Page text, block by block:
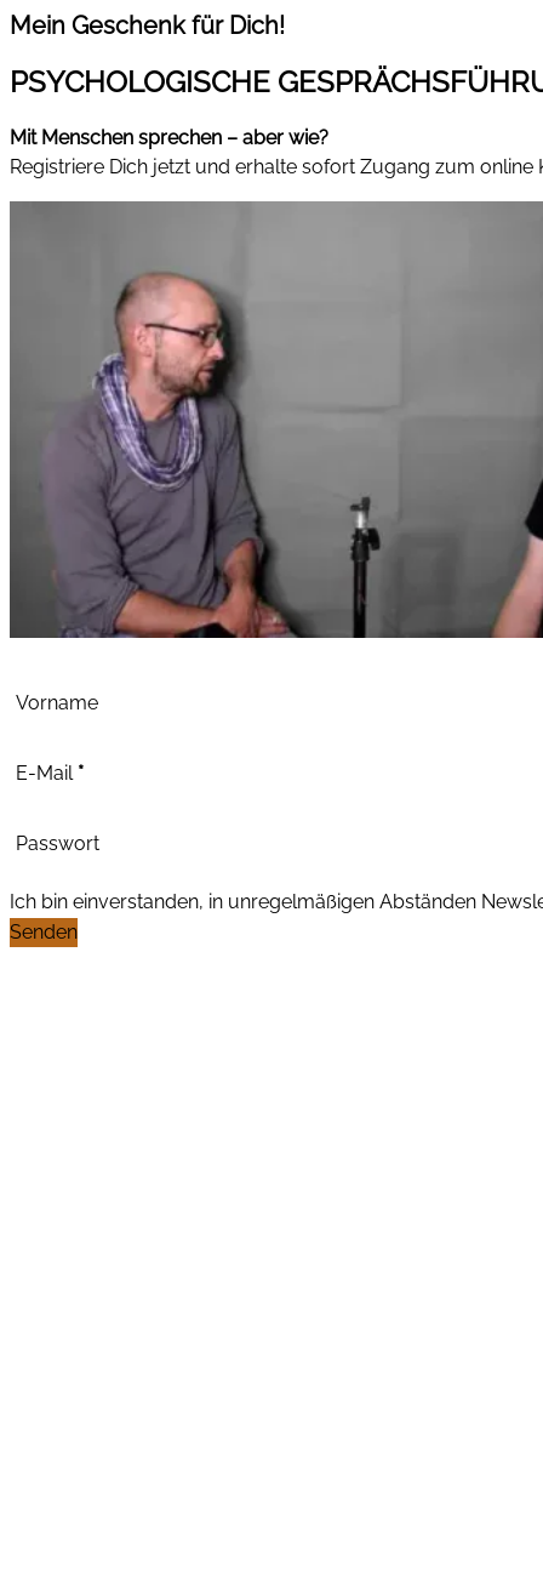
Mein Geschenk für Dich!
PSYCHOLOGISCHE
Mit Menschen sprechen – aber wie?
Registriere Dich jetzt und erhalte sofort Zugang zum online
Vorname
E-Mail *
Passwort
Ich bin einverstanden, in unregelmäßigen Abständen
Senden